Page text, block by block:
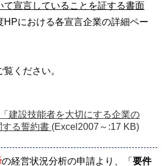
て宣言していることを証する書面
HPにおける各宣言企業の詳細ペー
覧ください。
「建設技能者を大切にする企業の
する誓約書 (Excel2007～:17 KB)
の経営状況分析の申請より、「 要件